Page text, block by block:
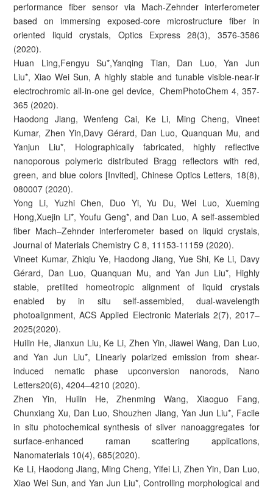
performance fiber sensor via Mach-Zehnder interferometer
based on immersing exposed-core microstructure fiber in
oriented liquid crystals, Optics Express 28(3), 3576-3586
(2020).
Huan Ling,Fengyu Su*,Yanqing Tian, Dan Luo, Yan Jun
Liu*, Xiao Wei Sun, A highly stable and tunable visible-near-ir
electrochromic all-in-one gel device, ChemPhotoChem 4, 357-
365 (2020).
Haodong Jiang, Wenfeng Cai, Ke Li, Ming Cheng, Vineet
Kumar, Zhen Yin,Davy Gérard, Dan Luo, Quanquan Mu, and
Yanjun Liu*, Holographically fabricated, highly reflective
nanoporous polymeric distributed Bragg reflectors with red,
green, and blue colors [Invited], Chinese Optics Letters, 18(8),
080007 (2020).
Yong Li, Yuzhi Chen, Duo Yi, Yu Du, Wei Luo, Xueming
Hong,Xuejin Li*, Youfu Geng*, and Dan Luo, A self-assembled
fiber Mach–Zehnder interferometer based on liquid crystals,
Journal of Materials Chemistry C 8, 11153-11159 (2020).
Vineet Kumar, Zhiqiu Ye, Haodong Jiang, Yue Shi, Ke Li, Davy
Gérard, Dan Luo, Quanquan Mu, and Yan Jun Liu*, Highly
stable, pretilted homeotropic alignment of liquid crystals
enabled by in situ self-assembled, dual-wavelength
photoalignment, ACS Applied Electronic Materials 2(7), 2017–
2025(2020).
Huilin He, Jianxun Liu, Ke Li, Zhen Yin, Jiawei Wang, Dan Luo,
and Yan Jun Liu*, Linearly polarized emission from shear-
induced nematic phase upconversion nanorods, Nano
Letters20(6), 4204–4210 (2020).
Zhen Yin, Huilin He, Zhenming Wang, Xiaoguo Fang,
Chunxiang Xu, Dan Luo, Shouzhen Jiang, Yan Jun Liu*, Facile
in situ photochemical synthesis of silver nanoaggregates for
surface-enhanced raman scattering applications,
Nanomaterials 10(4), 685(2020).
Ke Li, Haodong Jiang, Ming Cheng, Yifei Li, Zhen Yin, Dan Luo,
Xiao Wei Sun, and Yan Jun Liu*, Controlling morphological and